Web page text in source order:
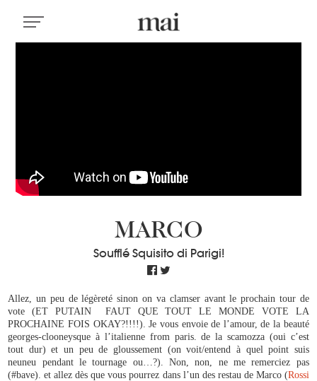
MARCO
Soufflé Squisito di Parigi!
Allez, un peu de légèreté sinon on va clamser avant le prochain tour de
vote (ET PUTAIN FAUT QUE TOUT LE MONDE VOTE LA
PROCHAINE FOIS OKAY?!!!!). Je vous envoie de l’amour, de la beauté
georges-clooneysque à l’italienne from paris. de la scamozza (oui c’est
tout dur) et un peu de gloussement (on voit/entend à quel point suis
neuneu pendant le tournage ou…?). Non, non, ne me remerciez pas
(#bave). et allez dès que vous pourrez dans l’un des restau de Marco (Rossi